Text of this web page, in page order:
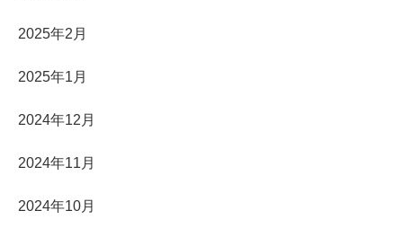
2025年2月
2025年1月
2024年12月
2024年11月
2024年10月